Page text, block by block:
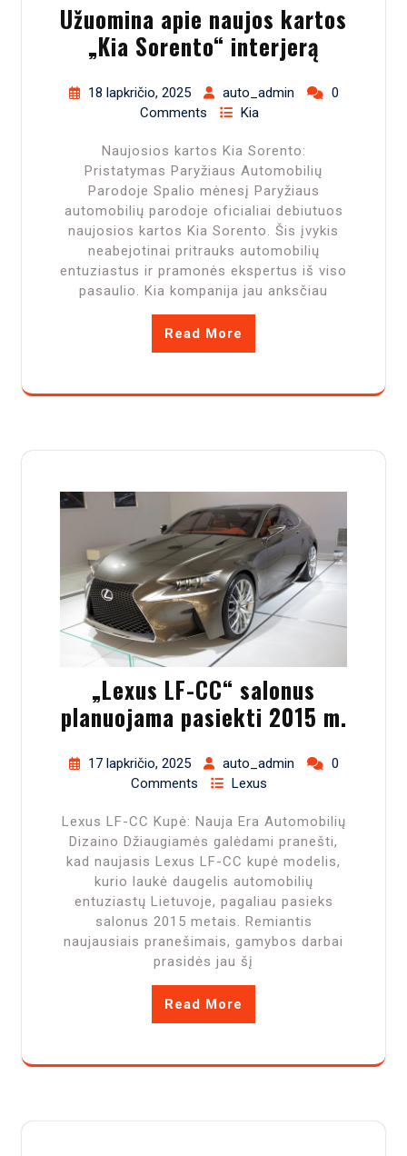
Užuomina apie naujos kartos
„Kia Sorento“ interjerą
18 lapkričio, 2025 auto_admin
0
Comments
Kia
Naujosios kartos Kia Sorento:
Pristatymas Paryžiaus Automobilių
Parodoje Spalio mėnesį Paryžiaus
automobilių parodoje oficialiai debiutuos
naujosios kartos Kia Sorento. Šis įvykis
neabejotinai pritrauks automobilių
entuziastus ir pramonės ekspertus iš viso
pasaulio. Kia kompanija jau anksčiau
Read More
„Lexus LF-CC“ salonus
planuojama pasiekti 2015 m.
17 lapkričio, 2025 auto_admin
0
Comments
Lexus
Lexus LF-CC Kupė: Nauja Era Automobilių
Dizaino Džiaugiamės galėdami pranešti,
kad naujasis Lexus LF-CC kupė modelis,
kurio laukė daugelis automobilių
entuziastų Lietuvoje, pagaliau pasieks
salonus 2015 metais. Remiantis
naujausiais pranešimais, gamybos darbai
prasidės jau šį
Read More